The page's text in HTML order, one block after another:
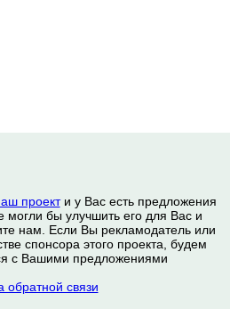
проекти у Вас есть предложения
могли бы улучшить его для Вас и
нам. Если Вы рекламодатель или
спонсора этого проекта, будем
с Вашими предложениями
обратной связи